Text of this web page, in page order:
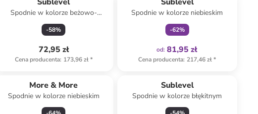
Spodnie w kolorze beżowo-
niebieskim
-58%
72,95 zł
Cena producenta: 173,96 zł*
Spodnie w kolorze niebieskim
-62%
od: 81,95 zł
Cena producenta: 217,46 zł*
More & More
Spodnie w kolorze niebieskim
Sublevel
Spodnie w kolorze błękitnym